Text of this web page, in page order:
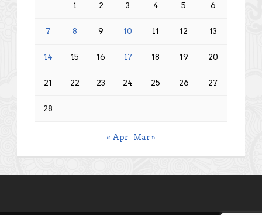
1 2 3 4 5 6
7 8 9 10 11 12 13
14 15 16 17 18 19 20
21 22 23 24 25 26 27
28
« Apr Mar »